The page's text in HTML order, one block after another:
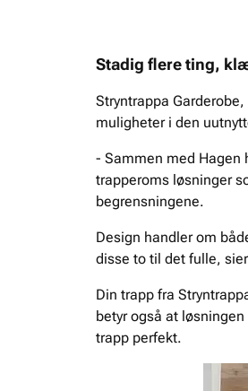
Stadig flere ting,
Stryntrappa
muligheter i den
- Sammen med Hagen
trapperoms løsninger
begrensningene.
Design handler om
disse to til det fulle,
Din trapp fra
betyr også at
trapp perfekt.